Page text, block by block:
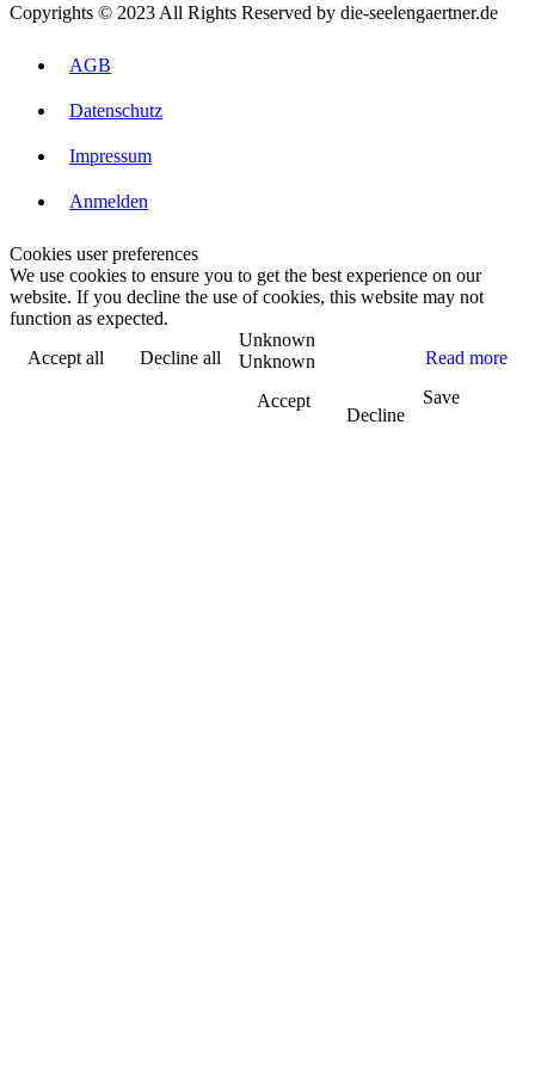
Copyrights © 2023 All Rights Reserved by die-seelengaertner.de
AGB
Datenschutz
Impressum
Anmelden
Cookies user preferences
We use cookies to ensure you to get the best experience on our
website. If you decline the use of cookies, this website may not
function as expected.
Accept all
Decline all Read more
Unknown
Unknown
Accept
Decline
Save